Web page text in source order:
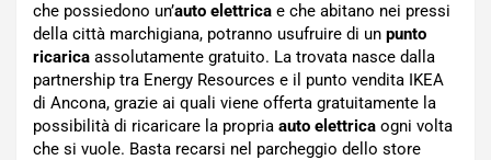
che possiedono un’auto elettrica e che abitano nei pressi
della città marchigiana, potranno usufruire di un punto
ricarica assolutamente gratuito. La trovata nasce dalla
partnership tra Energy Resources e il punto vendita IKEA
di Ancona, grazie ai quali viene offerta gratuitamente la
possibilità di ricaricare la propria auto elettrica ogni volta
che si vuole. Basta recarsi nel parcheggio dello store